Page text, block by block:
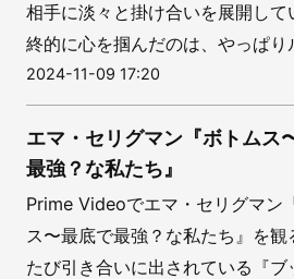
相手に淡々と掛け合いを展開して
終的に心を掴んだのは、やっぱり
2024-11-09 17:20
エマ・セリグマン『ボトムス
最強？な私たち』
Prime Videoでエマ・セリグマン
ス〜最底で最強？な私たち』を観
たび引き合いに出されている『ブ